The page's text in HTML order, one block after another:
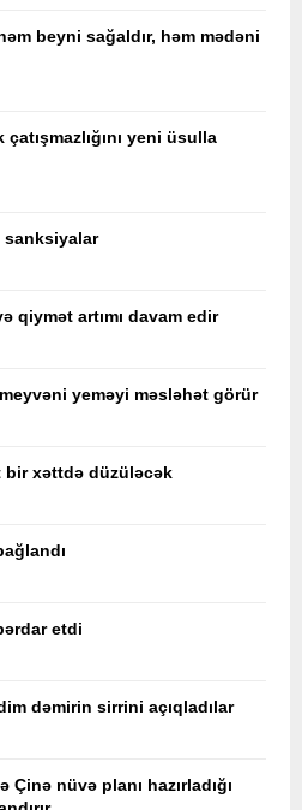
beyni sağaldır, həm mədəni
yeni üsulla
sanksiyalar
qiymət artımı davam edir
yeməyi məsləhət görür
bir xəttdə düzüləcək
etdi
dəmirin sirrini açıqladılar
nüvə planı hazırladığı